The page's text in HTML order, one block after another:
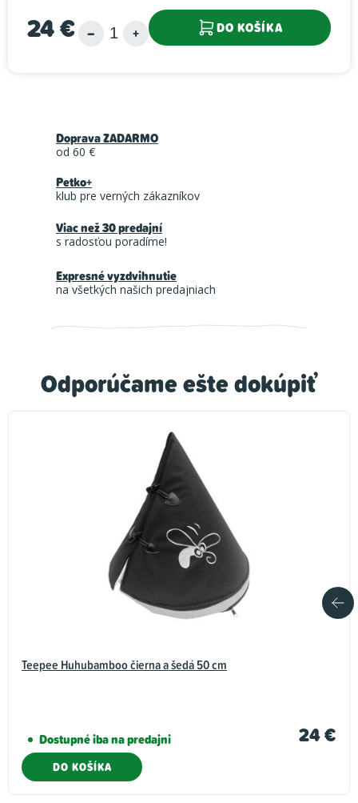
24 € DO KOŠÍKA
Odporúčame ešte dokúpiť
Teepee Huhubamboo čierna a šedá 50 cm
Dostupné iba na predajni 24 €
DO KOŠÍKA
Doprava ZADARMO
od 60 €
Petko+
klub pre verných zákazníkov
Viac než 30 predajní
s radosťou poradíme!
Expresné vyzdvihnutie
na všetkých našich predajniach